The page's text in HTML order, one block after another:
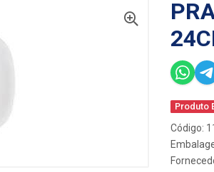
Produto
Código: